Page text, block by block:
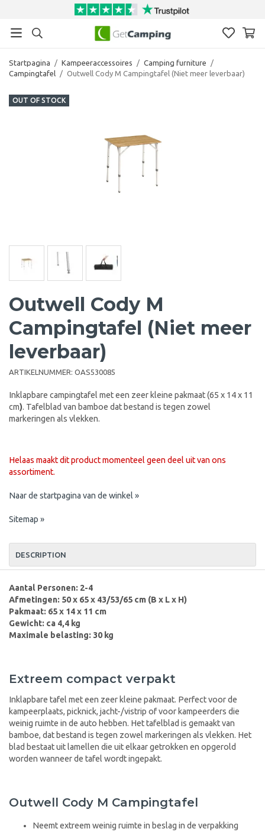
Startpagina / Kampeeraccessoires / Camping furniture
/
Campingtafel / Outwell Cody M Campingtafel (Niet meer leverbaar)
OUT OF STOCK
Outwell Cody M
Campingtafel (Niet meer
leverbaar)
ARTIKELNUMMER: OAS530085
Inklapbare campingtafel met een zeer kleine pakmaat (65 x 14 x 11
cm). Tafelblad van bamboe dat bestand is tegen zowel
markeringen als vlekken.
Helaas maakt dit product momenteel geen deel uit van ons
assortiment.
Naar de startpagina van de winkel »
Sitemap »
DESCRIPTION
Aantal Personen: 2-4
Afmetingen: 50 x 65 x 43/53/65 cm (B x L x H)
Pakmaat: 65 x 14 x 11 cm
Gewicht: ca 4,4 kg
Maximale belasting: 30 kg
Extreem compact verpakt
Inklapbare tafel met een zeer kleine pakmaat. Perfect voor de
kampeerplaats, picknick, jacht-/vistrip of voor kampeerders die
weinig ruimte in de auto hebben. Het tafelblad is gemaakt van
bamboe, dat bestand is tegen zowel markeringen als vlekken. Het
blad bestaat uit lamellen die uit elkaar getrokken en opgerold
worden wanneer de tafel wordt ingepakt.
Outwell Cody M Campingtafel
Neemt extreem weinig ruimte in beslag in de verpakking